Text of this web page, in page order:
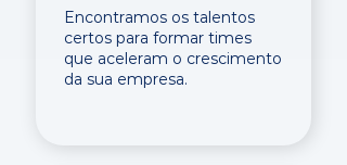
Encontramos os talentos
certos para formar times
que aceleram o crescimento
da sua empresa.